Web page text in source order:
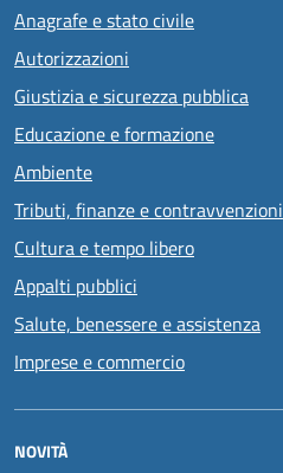
Anagrafe e stato civile
Autorizzazioni
Giustizia e sicurezza pubblica
Educazione e formazione
Ambiente
Tributi, finanze e contravvenzioni
Cultura e tempo libero
Appalti pubblici
Salute, benessere e assistenza
Imprese e commercio
NOVITÀ